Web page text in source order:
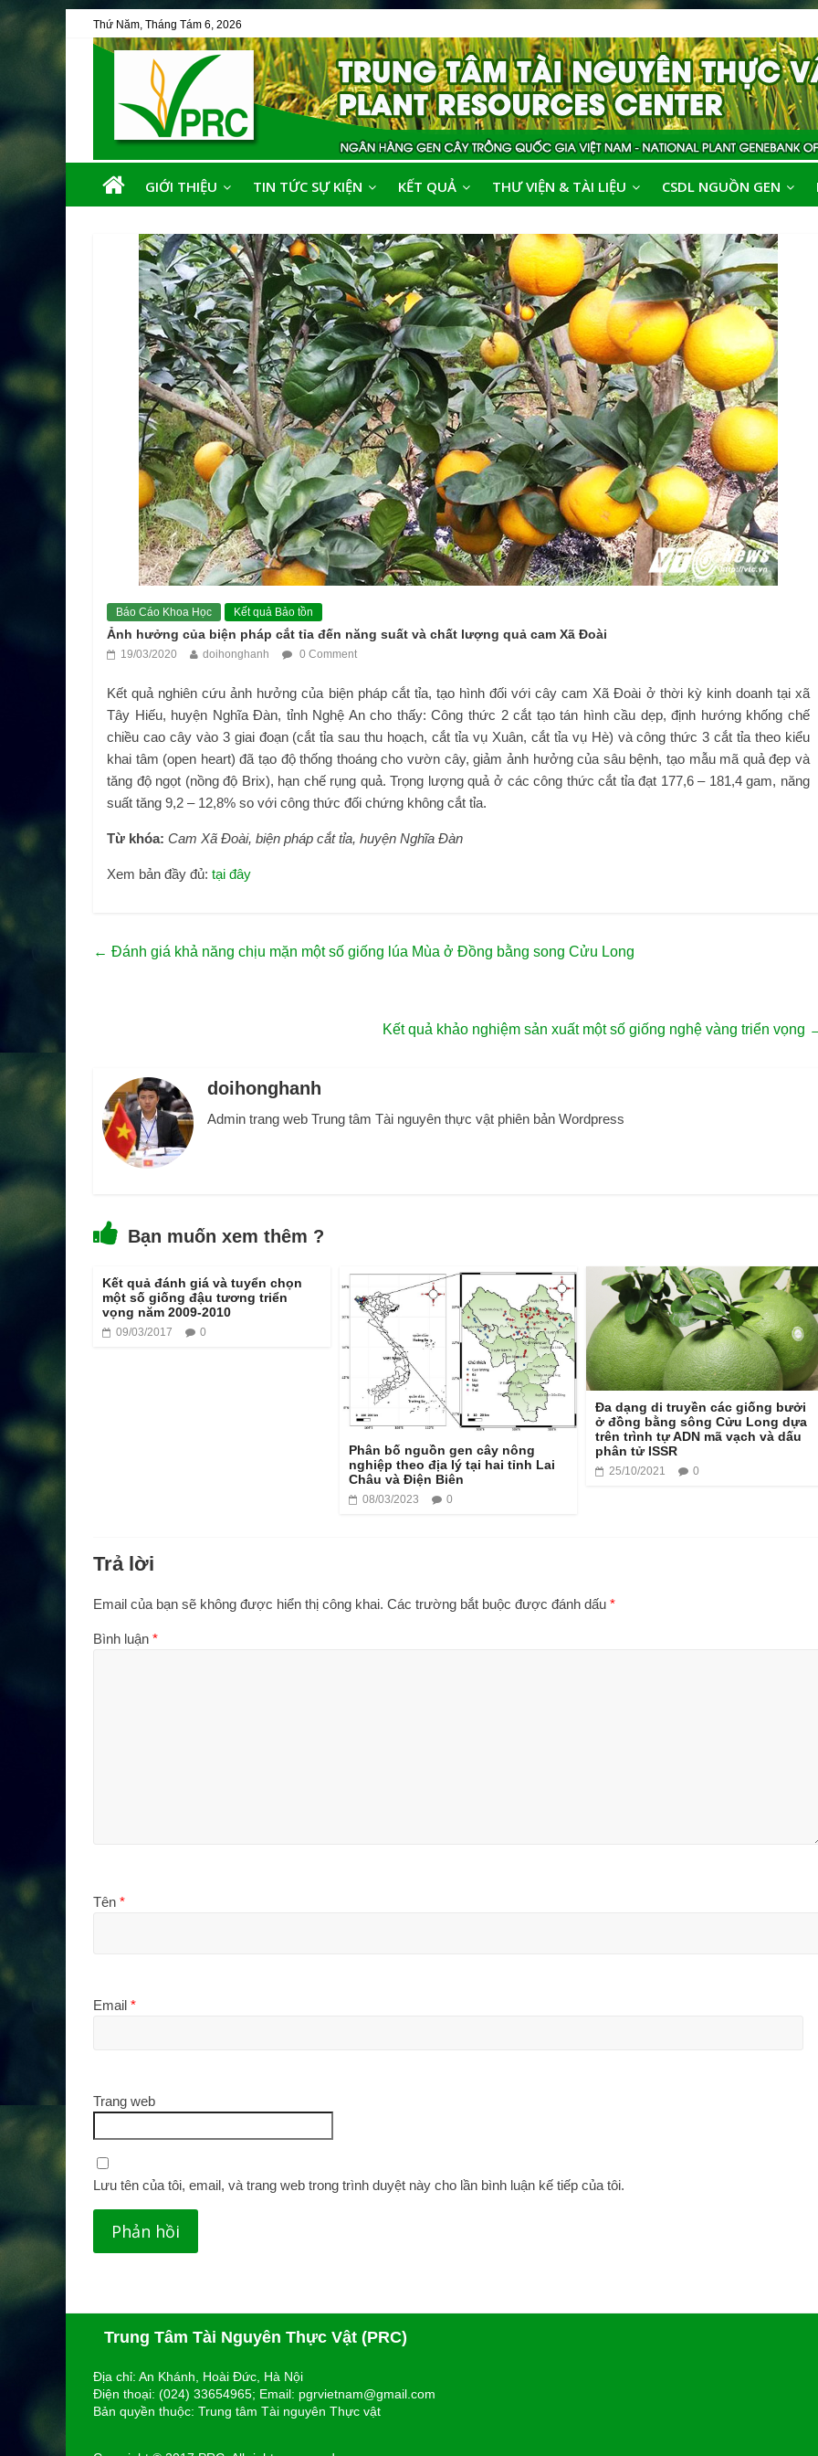
Thứ Năm, Tháng Tám 6, 2026
GIỚI THIỆU TIN TỨC SỰ KIỆN KẾT QUẢ THƯ VIỆN & TÀI LIỆU CSDL NGUỒN GEN
Báo Cáo Khoa Học Kết quả Bảo tồn
Ảnh hưởng của biện pháp cắt tỉa đến năng suất và chất lượng quả cam Xã Đoài
19/03/2020 doihonghanh 0 Comment
Kết quả nghiên cứu ảnh hưởng của biện pháp cắt tỉa, tạo hình đối với cây cam Xã Đoài ở thời kỳ kinh doanh tại xã
Tây Hiếu, huyện Nghĩa Đàn, tỉnh Nghệ An cho thấy: Công thức 2 cắt tạo tán hình cầu dẹp, định hướng khống chế
chiều cao cây vào 3 giai đoạn (cắt tỉa sau thu hoạch, cắt tỉa vụ Xuân, cắt tỉa vụ Hè) và công thức 3 cắt tỉa theo kiểu
khai tâm (open heart) đã tạo độ thống thoáng cho vườn cây, giảm ảnh hưởng của sâu bệnh, tạo mẫu mã quả đẹp và
tăng độ ngọt (nồng độ Brix), hạn chế rụng quả. Trọng lượng quả ở các công thức cắt tỉa đạt 177,6 – 181,4 gam, năng
suất tăng 9,2 – 12,8% so với công thức đối chứng không cắt tỉa.
Từ khóa: Cam Xã Đoài, biện pháp cắt tỉa, huyện Nghĩa Đàn
Xem bản đầy đủ: tại đây
← Đánh giá khả năng chịu mặn một số giống lúa Mùa ở Đồng bằng song Cửu Long
Kết quả khảo nghiệm sản xuất một số giống nghệ vàng triển vọng
doihonghanh
Admin trang web Trung tâm Tài nguyên thực vật phiên bản Wordpress
Bạn muốn xem thêm ?
Kết quả đánh giá và tuyển chọn
một số giống đậu tương triển
vọng năm 2009-2010
09/03/2017 0
Phân bố nguồn gen cây nông
nghiệp theo địa lý tại hai tỉnh Lai
Châu và Điện Biên
08/03/2023 0
Đa dạng di truyền các giống bưởi
ở đồng bằng sông Cửu Long dựa
trên trình tự ADN mã vạch và dấu
phân tử ISSR
25/10/2021 0
Trả lời
Email của bạn sẽ không được hiển thị công khai. Các trường bắt buộc được đánh dấu *
Bình luận *
Tên *
Email *
Trang web
Lưu tên của tôi, email, và trang web trong trình duyệt này cho lần bình luận kế tiếp của tôi.
Trung Tâm Tài Nguyên Thực Vật (PRC)
Địa chỉ: An Khánh, Hoài Đức, Hà Nội
Điện thoại: (024) 33654965; Email: pgrvietnam@gmail.com
Bản quyền thuộc: Trung tâm Tài nguyên Thực vật